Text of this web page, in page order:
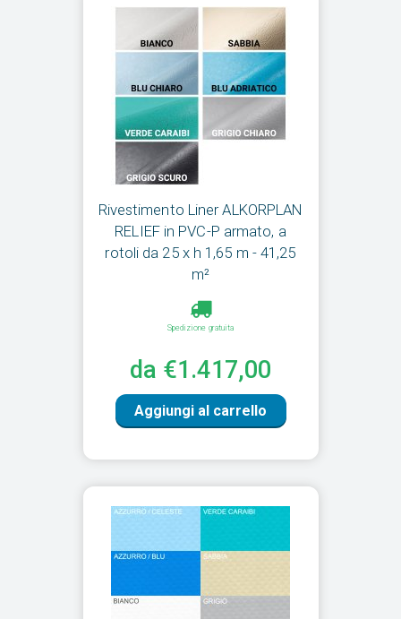
Rivestimento Liner ALKORPLAN
RELIEF in PVC-P armato, a
rotoli da 25 x h 1,65 m - 41,25
m²
Spedizione gratuita
da €1.417,00
Aggiungi al carrello